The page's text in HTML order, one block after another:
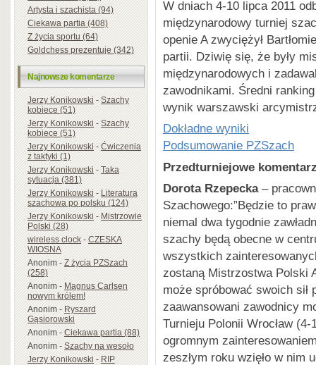
Artysta i szachista (94)
Ciekawa partia (408)
Z życia sportu (64)
Goldchess prezentuje (342)
Najnowsze komentarze
Jerzy Konikowski-Szachy
kobiece (51)
Jerzy Konikowski-Szachy
kobiece (51)
Jerzy Konikowski-Ćwiczenia
z taktyki (1)
Jerzy Konikowski-Taka
sytuacja (381)
Jerzy Konikowski-Literatura
szachowa po polsku (124)
Jerzy Konikowski-Mistrzowie
Polski (28)
wireless clock-CZESKA
WIOSNA
Anonim-Z życia PZSzach
(258)
Anonim-Magnus Carlsen
nowym królem!
Anonim-Ryszard
Gąsiorowski
Anonim-Ciekawa partia (88)
Anonim-Szachy na wesoło
Jerzy Konikowski-RIP
W dniach 4-10 lipca 2011
międzynarodowy turniej
openie A zwyciężył
partii. Dziwię się, że były
międzynarodowych i
zawodnikami. Średni
wynik warszawski
Dokładne wyniki
Podsumowanie PZSzach
Przedturniejowe
Dorota Rzepecka –
Szachowego:”Będzie to
niemal dwa tygodnie
szachy będą obecne w
wszystkich
zostaną Mistrzostwa Polski
może spróbować swoich
zaawansowani zawodnicy
Turnieju Polonii Wrocław
ogromnym
zeszłym roku wzięło w nim